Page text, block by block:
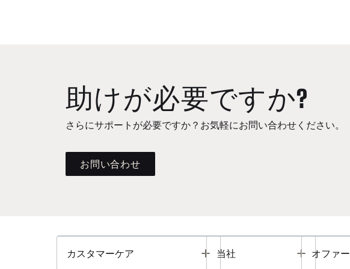
助けが必要ですか?
さらにサポートが必要ですか？お気軽にお問い合わせください。
お問い合わせ
カスタマーケア Toggle
当社 Toggle
オファー